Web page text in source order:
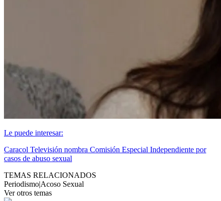
Le puede interesar:
Caracol Televisión nombra Comisión Especial Independiente por
casos de abuso sexual
TEMAS RELACIONADOS
Periodismo|Acoso Sexual
Ver otros temas